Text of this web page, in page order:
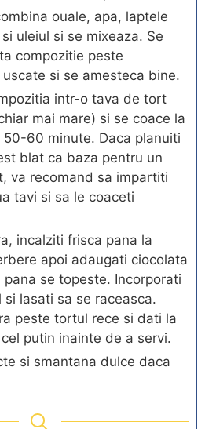
ouale, apa, laptele
uleiul si se mixeaza. Se
compozitie peste
si se amesteca bine.
intr-o tava de tort
mai mare) si se coace la
50-60 minute. Daca planuiti
blat ca baza pentru un
va recomand sa impartiti
tavi si sa le coaceti
incalziti frisca pana la
apoi adaugati ciocolata
se topeste. Incorporati
si lasati sa se raceasca.
peste tortul rece si dati la
putin inainte de a servi.
si smantana dulce daca